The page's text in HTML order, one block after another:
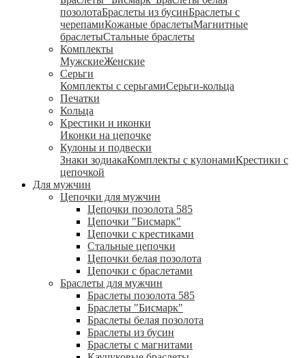
позолотаБраслеты из бусинБраслеты с
черепамиКожаные браслетыМагнитные
браслетыСтальные браслеты
Комплекты
МужскиеЖенские
Серьги
Комплекты с серьгамиСерьги-кольца
Печатки
Кольца
Крестики и иконки
Иконки на цепочке
Кулоны и подвески
Знаки зодиакаКомплекты с кулонамиКрестики с
цепочкой
Для мужчин
Цепочки для мужчин
Цепочки позолота 585
Цепочки "Бисмарк"
Цепочки с крестиками
Стальные цепочки
Цепочки белая позолота
Цепочки с браслетами
Браслеты для мужчин
Браслеты позолота 585
Браслеты "Бисмарк"
Браслеты белая позолота
Браслеты из бусин
Браслеты с магнитами